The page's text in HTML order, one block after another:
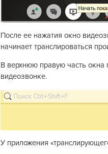
После ее нажатия окно
начинает транслироваться
В верхнюю правую часть окна
видеозвонке.
У приложения